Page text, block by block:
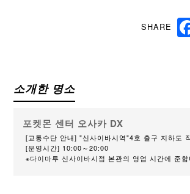
SHARE
소개한 명소
포켓몬 센터 오사카 DX
[교통수단 안내] "신사이바시역"4호 출구 지하도
[운영시간] 10:00～20:00
※다이마루 신사이바시점 본관의 영업 시간에 준합